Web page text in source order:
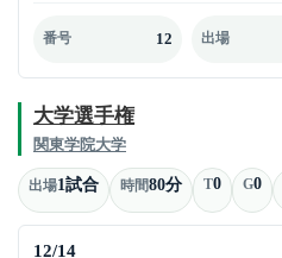
番号 12 出場
大学選手権
関東学院大学
出場1試合 時間80分 T0 G0
12/14